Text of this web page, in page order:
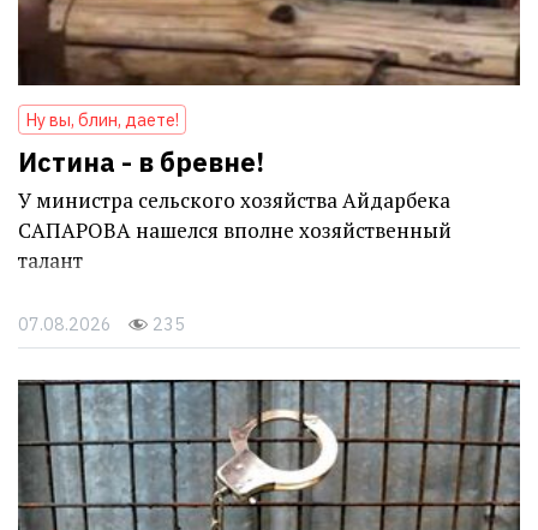
Ну вы, блин, даете!
Истина - в бревне!
У министра сельского хозяйства Айдарбека
САПАРОВА нашелся вполне хозяйственный
талант
07.08.2026 235